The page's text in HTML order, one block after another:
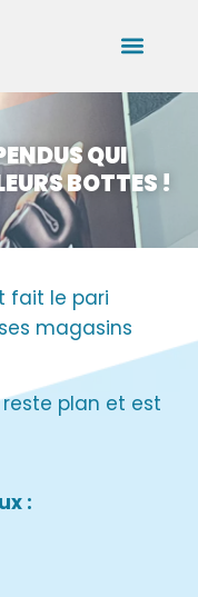
QUI
BOTTES !
fait le pari
ses magasins
plan et est
: